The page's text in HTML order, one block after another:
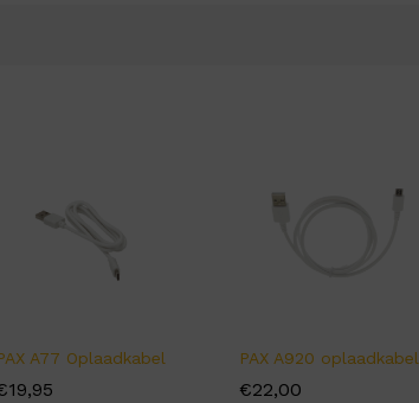
A77 Oplaadkabel
19,95
19,95
PAX A920 oplaadkabel
€22,00
€22,00